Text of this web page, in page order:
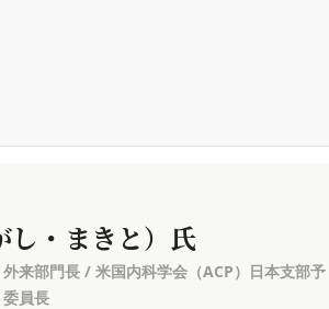
し・まきと）氏
来部門長 / 米国内科学会（ACP）日本支部予
員長